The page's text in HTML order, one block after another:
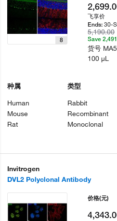
8
种属
Human
Mouse
Rat
类型
Rabbit
Recombinant
Monoclonal
飞享价
Ends:30-
5,190.00
Save
货号
100 µL
Invitrogen
DVL2 Polyclonal Antibody
价格(元)